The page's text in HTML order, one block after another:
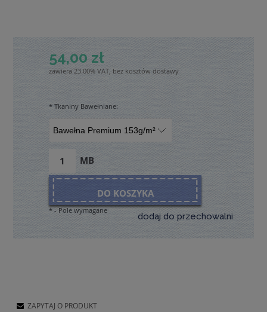
54,00 zł
zawiera 23.00% VAT, bez kosztów dostawy
* Tkaniny Bawełniane:
MB
DO KOSZYKA
dodaj do przechowalni
*- Pole wymagane
ZAPYTAJ O PRODUKT